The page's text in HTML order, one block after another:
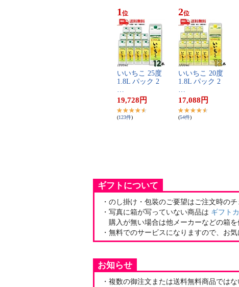
1 位
い​い​ち​こ​ ​2​5​度​ ​
1​.​8​L​ ​パ​ッ​ク​ ​2​
…
19,728 円
(123件)
2位
い​い​ち​こ​ ​2​0​度​ ​
1​.​8​L​ ​パ​ッ​ク​ ​2​
…
17,088 円
(54件)